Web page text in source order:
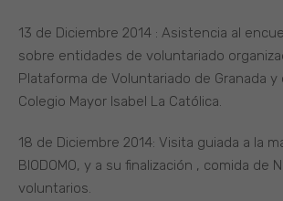
13 de Diciembre 2014 : Asistencia al
sobre entidades de voluntariado
Plataforma de Voluntariado de Granada y
Colegio Mayor Isabel La Católica.
18 de Diciembre 2014: Visita guiada a la
BIODOMO, y a su finalización , comida de
voluntarios.